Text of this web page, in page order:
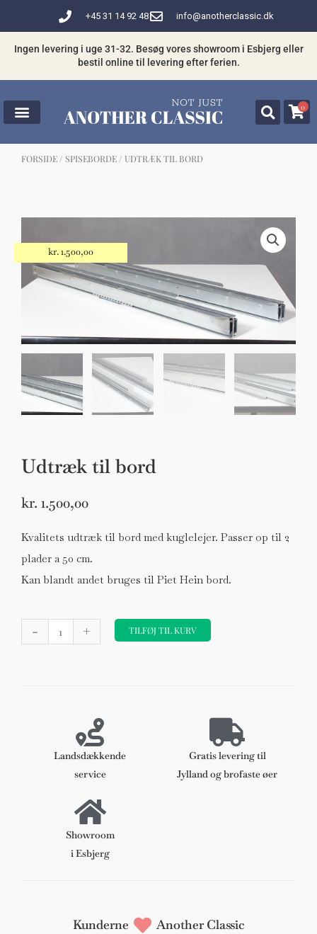
indholdet
+45 31 14 92 48 info@anotherclassic.dk
Ingen levering i uge 31-32. Besøg vores showroom i Esbjerg eller
bestil online til levering efter ferien.
0
FORSIDE / SPISEBORDE / UDTRÆK TIL BORD
have din interesse?
Sko til Arne Jacobsen stole
DKK 100,00
kr.1.500,00
Udtræk til bord
kr. 1.500,00
Kvalitets udtræk til bord med kuglelejer. Passer op til 2
plader a 50 cm.
Kan blandt andet bruges til Piet Hein bord.
-
bord
+ TILFØJ TIL KURV
Landsdækkende
service
Gratis levering til
Jylland og brofaste øer
Showroom
i Esbjerg
Kunderne Another Classic